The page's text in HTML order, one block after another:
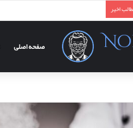
اخیر
صفحه اصلی